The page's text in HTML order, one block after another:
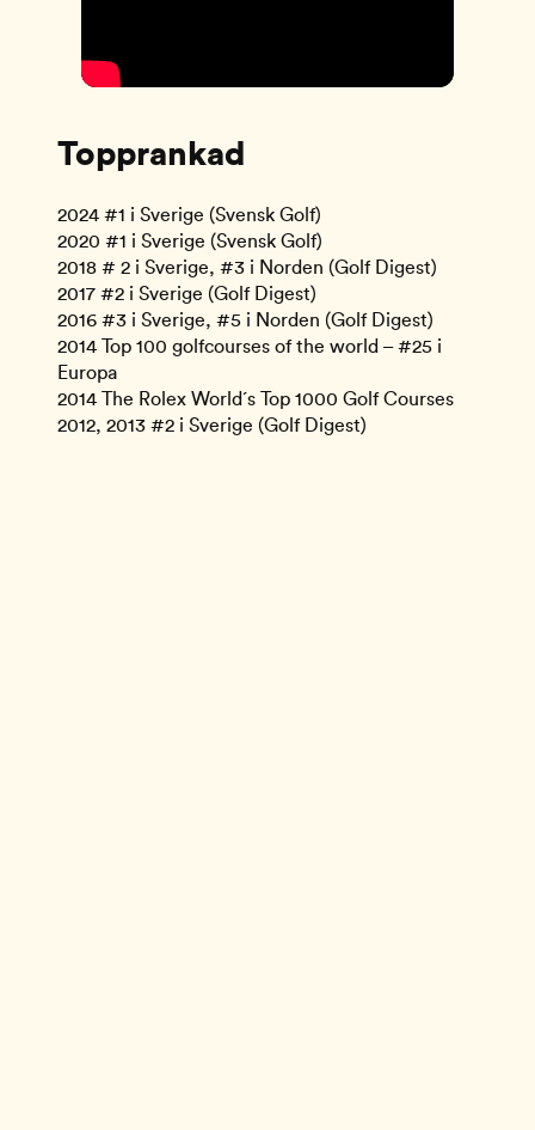
Topprankad
2024 #1 i Sverige (Svensk Golf)
2020 #1 i Sverige (Svensk Golf)
2018 # 2 i Sverige, #3 i Norden (Golf Digest)
2017 #2 i Sverige (Golf Digest)
2016 #3 i Sverige, #5 i Norden (Golf Digest)
2014 Top 100 golfcourses of the world – #25 i
Europa
2014 The Rolex World´s Top 1000 Golf Courses
2012, 2013 #2 i Sverige (Golf Digest)